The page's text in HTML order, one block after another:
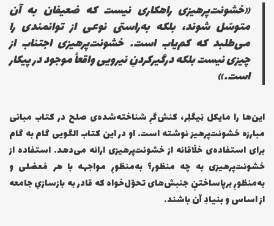
«خشونت‌پرهیزی راهکاری نیست که ضعیفان به آن
متوسّل شوند، بلکه به‌راستی نوعی از توانمندی را
می‌طلبد که کم‌یاب است. خشونت‌پرهیزی اجتناب از
چیزی نیست بلکه درگیرکردنِ نیرویی واقعاً موجود در پیکار
است.»
این‌ها را مایکل نِیگلِر، کنش‌گرِ شناخته‌شده‌ی صلح در کتاب مبانی
مبارزه خشونت‌پرهیز نوشته است. او در این کتاب الگویی گام به گام
برای استفاده‌ی خلّاقانه از خشونت‌پرهیزی ارائه می‌دهد. استفاده از
خشونت‌پرهیزی به چه منظور؟ به‌منظورِ مواجهه با هر مُعضلی و
به‌منظورِ برپاساختنِ جنبش‌های تحوّل‌خواه که قادر به بازسازیِ جامعه
از اساس و بنیادِ آن باشند.